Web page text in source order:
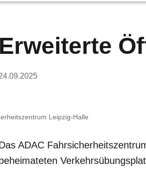
Erweiterte
Leipzig-Halle
ADAC
beheimateten